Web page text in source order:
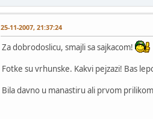
25-11-2007, 21:37:24
Za dobrodoslicu, smajli sa sajkacom!
Fotke su vrhunske. Kakvi pejzazi! Bas
Bila davno u manastiru ali prvom